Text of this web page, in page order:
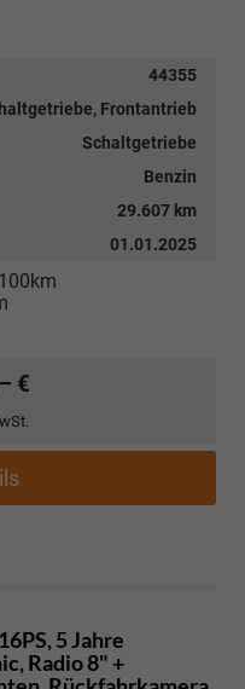
44355
Frontantrieb
Schaltgetriebe
Benzin
29.607 km
01.01.2025
€
5 Jahre
Radio 8" +